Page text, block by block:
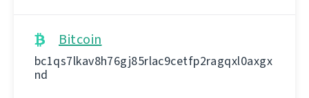
Bitcoin
bc1qs7lkav8h76gj85rlac9cetfp2ragqxl0axgx
nd